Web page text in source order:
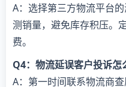
A：选择第三方物流平台
测销量，避免库存积压。
费。
Q4：物流延误客户投诉怎
A：第一时间联系物流商